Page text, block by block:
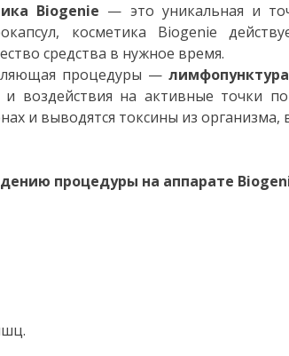
Biogenie — это уникальная и
косметика Biogenie
средства в нужное время.
процедуры —
воздействия на активные точки
и выводятся токсины из организма,
процедуры на аппарате